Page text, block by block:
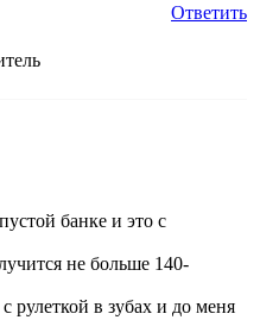
Ответить
банке и это с
не больше 140-
рулеткой в зубах и до меня